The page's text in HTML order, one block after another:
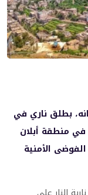
بطلق ناري في
منطقة أبلان
الأمنية